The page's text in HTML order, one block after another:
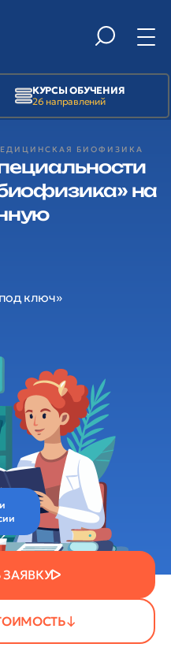
КУРСЫ ОБУЧЕНИЯ
26 направлений
БИОФИЗИКА
на
ключ»
ЗАЯВКУ